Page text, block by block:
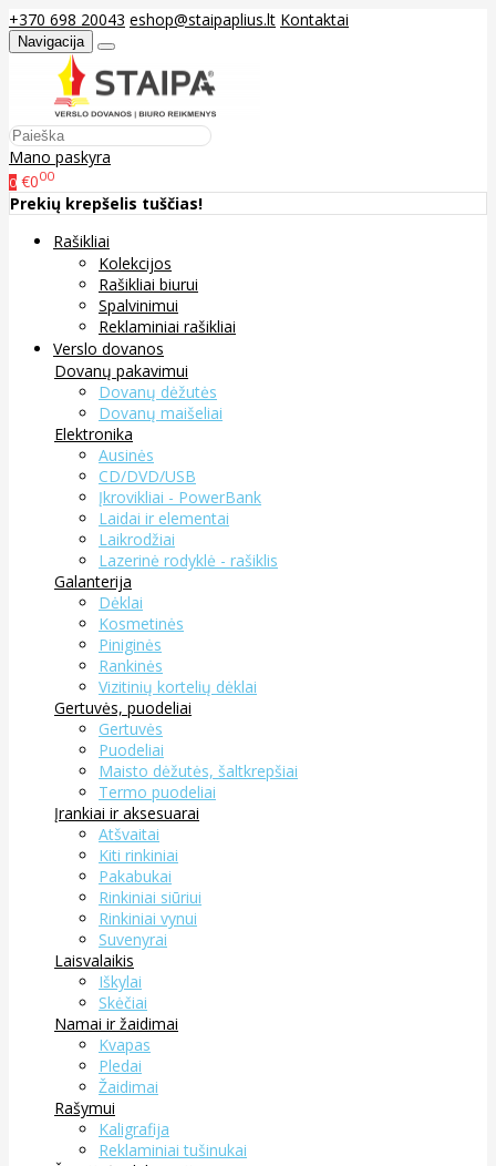
+370 698 20043 eshop@staipaplius.lt Kontaktai
Navigacija
Mano paskyra
0 €000
Prekių krepšelis tuščias!
Rašikliai
Kolekcijos
Rašikliai biurui
Spalvinimui
Reklaminiai rašikliai
Verslo dovanos
Dovanų pakavimui
Dovanų dėžutės
Dovanų maišeliai
Elektronika
Ausinės
CD/DVD/USB
Įkrovikliai - PowerBank
Laidai ir elementai
Laikrodžiai
Lazerinė rodyklė - rašiklis
Galanterija
Dėklai
Kosmetinės
Piniginės
Rankinės
Vizitinių kortelių dėklai
Gertuvės, puodeliai
Gertuvės
Puodeliai
Maisto dėžutės, šaltkrepšiai
Termo puodeliai
Įrankiai ir aksesuarai
Atšvaitai
Kiti rinkiniai
Pakabukai
Rinkiniai siūriui
Rinkiniai vynui
Suvenyrai
Laisvalaikis
Iškylai
Skėčiai
Namai ir žaidimai
Kvapas
Pledai
Žaidimai
Rašymui
Kaligrafija
Reklaminiai tušinukai